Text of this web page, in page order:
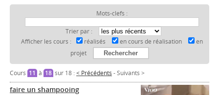
Mots-clefs :
Trier par :
Afficher les cours :
réalisés en cours de réalisation
en
projet
Cours 11à 18sur 18 :< Précédents -Suivants >
faire un shampooing